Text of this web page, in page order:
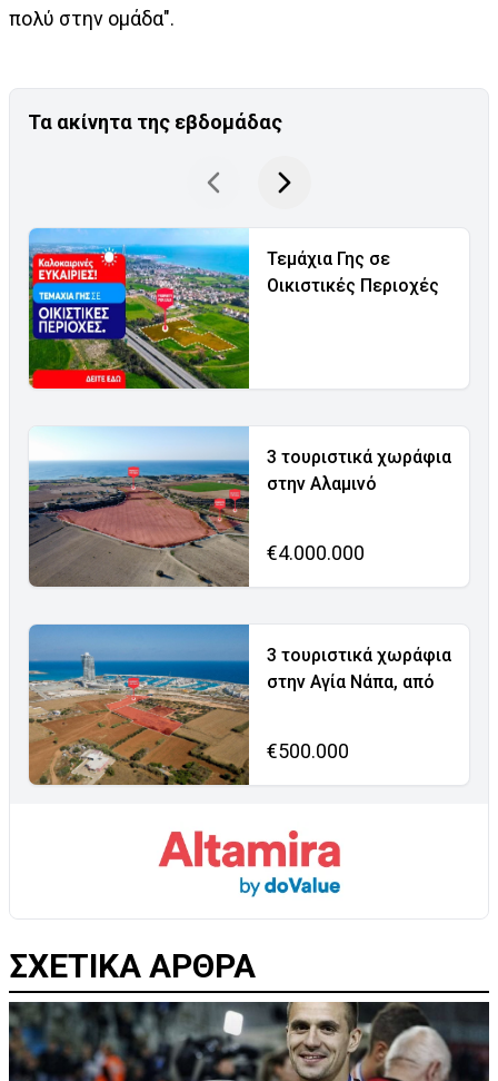
πολύ στην ομάδα".
Τα ακίνητα της εβδομάδας
Τεμάχια Γης σε
Οικιστικές Περιοχές
3 τουριστικά χωράφια
στην Αλαμινό
€4.000.000
3 τουριστικά χωράφια
στην Αγία Νάπα, από
€500.000
ΣΧΕΤΙΚΑ ΑΡΘΡΑ